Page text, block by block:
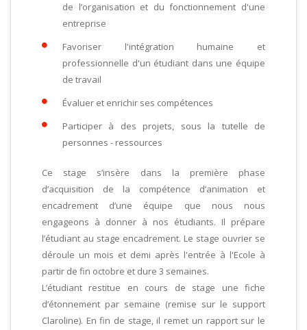
de l’organisation et du fonctionnement d'une
entreprise
Favoriser l'intégration humaine et
professionnelle d'un étudiant dans une équipe
de travail
Évaluer et enrichir ses compétences
Participer à des projets, sous la tutelle de
personnes - ressources
Ce stage s’insère dans la première phase
d’acquisition de la compétence d’animation et
encadrement d’une équipe que nous nous
engageons à donner à nos étudiants. Il prépare
l’étudiant au stage encadrement. Le stage ouvrier se
déroule un mois et demi après l'entrée à l'Ecole à
partir de fin octobre et dure 3 semaines.
L’étudiant restitue en cours de stage une fiche
d’étonnement par semaine (remise sur le support
Claroline). En fin de stage, il remet un rapport sur le